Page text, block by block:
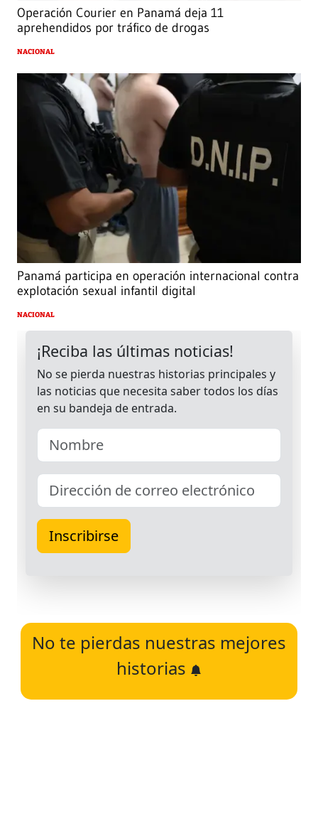
Operación Courier en Panamá deja 11
aprehendidos por tráfico de drogas
NACIONAL
Panamá participa en operación internacional contra
explotación sexual infantil digital
NACIONAL
No te pierdas nuestras mejores
historias